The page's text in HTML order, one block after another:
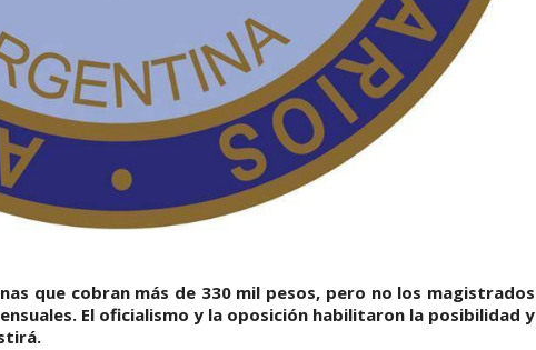
que cobran más de 330 mil pesos, pero no los magistrados
El oficialismo y la oposición habilitaron la posibilidad y